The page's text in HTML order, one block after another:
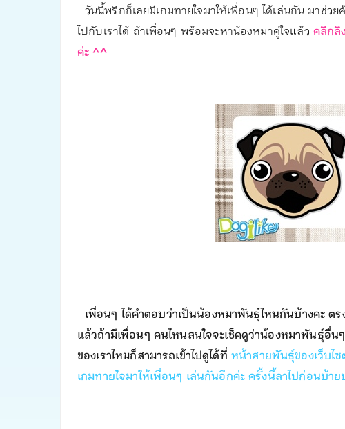
วันนี้พริกก็เลยมีเกมทายใจมาให้เพื่อนๆ ได้เล่นกัน มาช่
ไปกับเราได้ ถ้าเพื่อนๆ พร้อมจะหาน้องหมาคู่ใจแล้ว คลิกลิ
ค่ะ ^^
เพื่อนๆ ได้คำตอบว่าเป็นน้องหมาพันธุ์ไหนกันบ้างคะ ต
แล้วถ้ามีเพื่อนๆ คนไหนสนใจจะเช็คดูว่าน้องหมาพันธุ์อื่น
ของเราไหมก็สามารถเข้าไปดูได้ที่ หน้าสายพันธุ์ของเว็บไซ
เกมทายใจมาให้เพื่อนๆ เล่นกันอีกค่ะ ครั้งนี้ลาไปก่อนบ้